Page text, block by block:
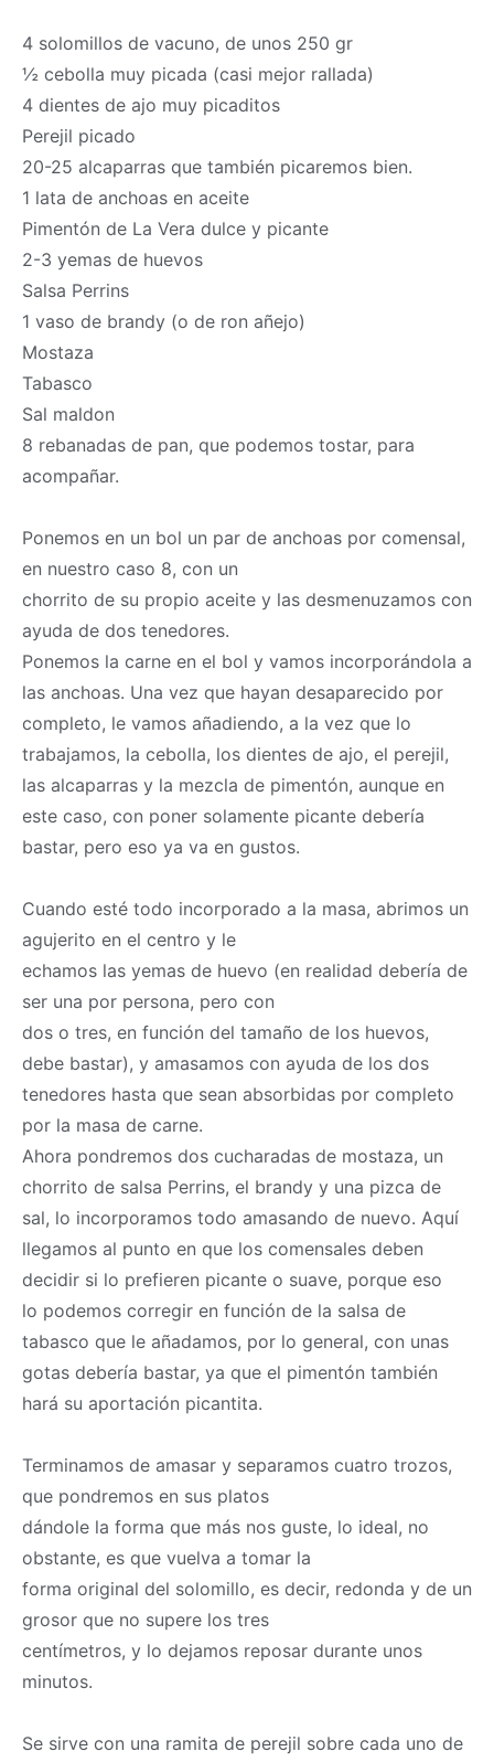
4 solomillos de vacuno, de unos 250 gr
½ cebolla muy picada (casi mejor rallada)
4 dientes de ajo muy picaditos
Perejil picado
20-25 alcaparras que también picaremos bien.
1 lata de anchoas en aceite
Pimentón de La Vera dulce y picante
2-3 yemas de huevos
Salsa Perrins
1 vaso de brandy (o de ron añejo)
Mostaza
Tabasco
Sal maldon
8 rebanadas de pan, que podemos tostar, para
acompañar.
Ponemos en un bol un par de anchoas por comensal,
en nuestro caso 8, con un
chorrito de su propio aceite y las desmenuzamos con
ayuda de dos tenedores.
Ponemos la carne en el bol y vamos incorporándola a
las anchoas. Una vez que hayan desaparecido por
completo, le vamos añadiendo, a la vez que lo
trabajamos, la cebolla, los dientes de ajo, el perejil,
las alcaparras y la mezcla de pimentón, aunque en
este caso, con poner solamente picante debería
bastar, pero eso ya va en gustos.
Cuando esté todo incorporado a la masa, abrimos un
agujerito en el centro y le
echamos las yemas de huevo (en realidad debería de
ser una por persona, pero con
dos o tres, en función del tamaño de los huevos,
debe bastar), y amasamos con ayuda de los dos
tenedores hasta que sean absorbidas por completo
por la masa de carne.
Ahora pondremos dos cucharadas de mostaza, un
chorrito de salsa Perrins, el brandy y una pizca de
sal, lo incorporamos todo amasando de nuevo. Aquí
llegamos al punto en que los comensales deben
decidir si lo prefieren picante o suave, porque eso
lo podemos corregir en función de la salsa de
tabasco que le añadamos, por lo general, con unas
gotas debería bastar, ya que el pimentón también
hará su aportación picantita.
Terminamos de amasar y separamos cuatro trozos,
que pondremos en sus platos
dándole la forma que más nos guste, lo ideal, no
obstante, es que vuelva a tomar la
forma original del solomillo, es decir, redonda y de un
grosor que no supere los tres
centímetros, y lo dejamos reposar durante unos
minutos.
Se sirve con una ramita de perejil sobre cada uno de